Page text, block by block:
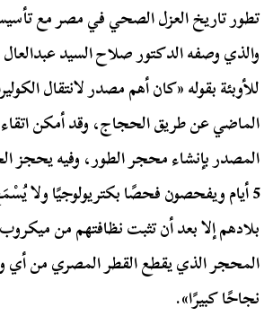
تطور تاريخ العزل الصحي في مصر مع
والذي وصفه الدكتور صلاح السيد عبدالعال
للأوبئة بقوله «كان أهم مصدر لانتقال
الماضي عن طريق الحجاج، وقد أمكن
المصدر بإنشاء محجر الطور، وفيه يحجز
5 أيام ويفحصون فحصًا بكتريولوجيًا ولا
بلادهم إلا بعد أن تثبت نظافتهم من
المحجر الذي يقطع القطر المصري من أي
نجاحًا كبيرًا».